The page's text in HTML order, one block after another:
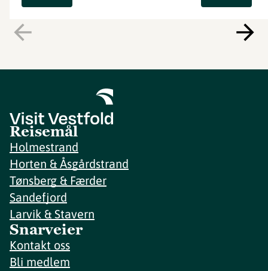
Reisemål
Holmestrand
Horten & Åsgårdstrand
Tønsberg & Færder
Sandefjord
Larvik & Stavern
Snarveier
Kontakt oss
Bli medlem